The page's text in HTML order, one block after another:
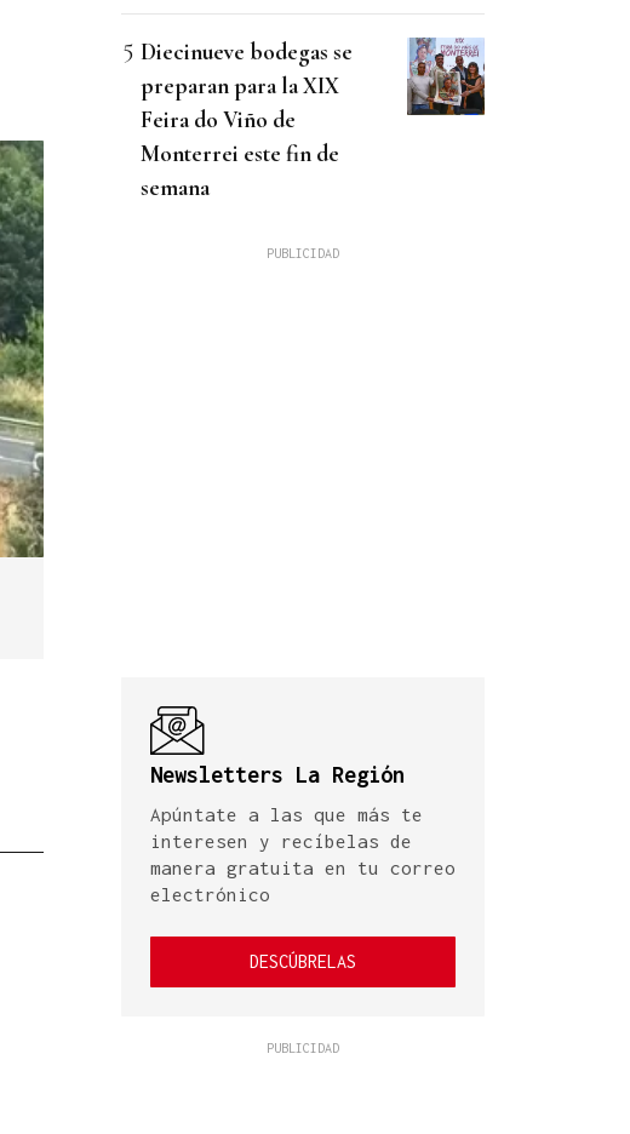
Diecinueve bodegas se
preparan para la XIX
Feira do Viño de
Monterrei este fin de
semana
Newsletters La Región
Apúntate a las que más te
interesen y recíbelas de
manera gratuita en tu correo
electrónico
DESCÚBRELAS